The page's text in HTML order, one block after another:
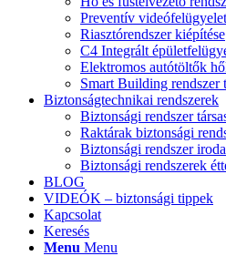
Preventív videófelügyelet
Riasztórendszer kiépítése
C4 Integrált
Elektromos autótöltők
Smart Building rendszer
Biztonságtechnikai rendszerek
Biztonsági rendszer
Raktárak biztonsági
Biztonsági rendszer
Biztonsági rendszerek
BLOG
VIDEÓK – biztonsági tippek
Kapcsolat
Keresés
Menu Menu